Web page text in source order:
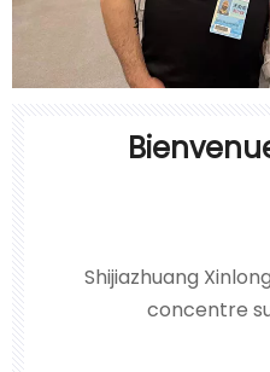
Shijiazhuang
concentre